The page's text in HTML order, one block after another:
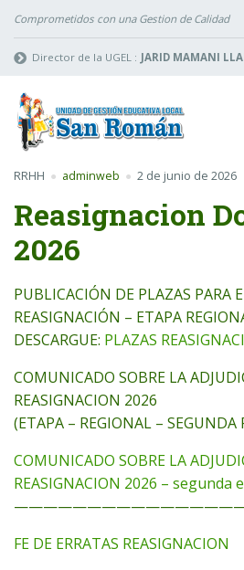
Comprometidos con una Gestion de Calidad
Director de la UGEL : JARID MAMANI
RRHH adminweb 2 de junio de 2026
Reasignacion
2026
PUBLICACIÓN DE PLAZAS PARA
REASIGNACIÓN – ETAPA
DESCARGUE: PLAZAS
COMUNICADO SOBRE LA
REASIGNACION 2026
(ETAPA – REGIONAL – SEGUNDA
COMUNICADO SOBRE LA
REASIGNACION 2026 – segunda
FE DE ERRATAS REASIGNACION